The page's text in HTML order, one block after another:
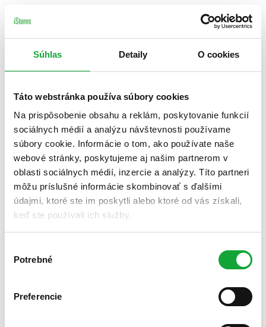
Súhlas Detaily O cookies
Táto webstránka používa súbory cookies
Na prispôsobenie obsahu a reklám, poskytovanie funkcií
sociálnych médií a analýzu návštevnosti používame
súbory cookie. Informácie o tom, ako používate naše
webové stránky, poskytujeme aj našim partnerom v
oblasti sociálnych médií, inzercie a analýzy. Títo partneri
môžu príslušné informácie skombinovať s ďalšími
údajmi, ktoré ste im poskytli alebo ktoré od vás získali,
keď ste používali ich služby.
súhlasu
Potrebné
Preferencie